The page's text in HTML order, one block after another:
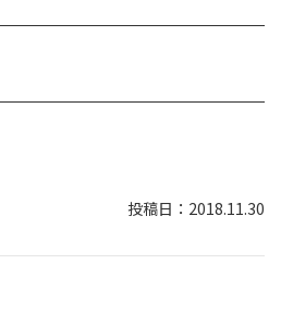
2018.11.30